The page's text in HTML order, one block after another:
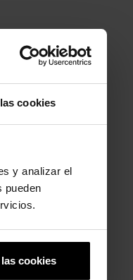
cookies
y analizar el
pueden
cookies
-20%